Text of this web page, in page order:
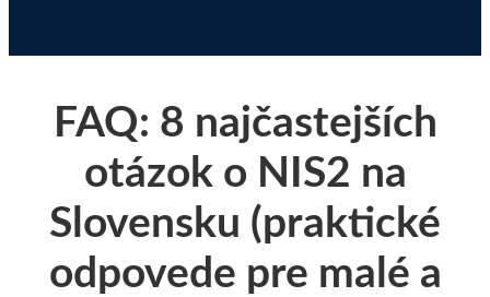
FAQ: 8 najčastejších
otázok o NIS2 na
Slovensku (praktické
odpovede pre malé a